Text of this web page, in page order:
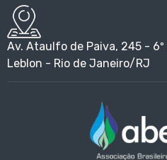
Av. Ataulfo de Paiva, 245 -
Leblon - Rio de Janeiro/RJ